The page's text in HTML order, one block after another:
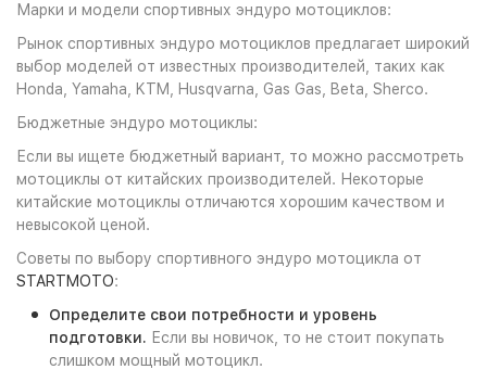
Марки и модели спортивных эндуро мотоциклов:
Рынок спортивных эндуро мотоциклов предлагает широкий
выбор моделей от известных производителей, таких как
Honda, Yamaha, KTM, Husqvarna, Gas Gas, Beta, Sherco.
Бюджетные эндуро мотоциклы:
Если вы ищете бюджетный вариант, то можно рассмотреть
мотоциклы от китайских производителей. Некоторые
китайские мотоциклы отличаются хорошим качеством и
невысокой ценой.
Советы по выбору спортивного эндуро мотоцикла от
STARTMOTO:
Определите свои потребности и уровень
подготовки. Если вы новичок, то не стоит покупать
слишком мощный мотоцикл.